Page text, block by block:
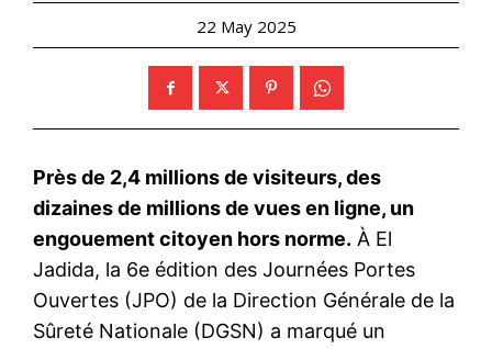
22 May 2025
Près de 2,4 millions de visiteurs, des
dizaines de millions de vues en ligne, un
engouement citoyen hors norme. À El
Jadida, la 6e édition des Journées Portes
Ouvertes (JPO) de la Direction Générale de la
Sûreté Nationale (DGSN) a marqué un